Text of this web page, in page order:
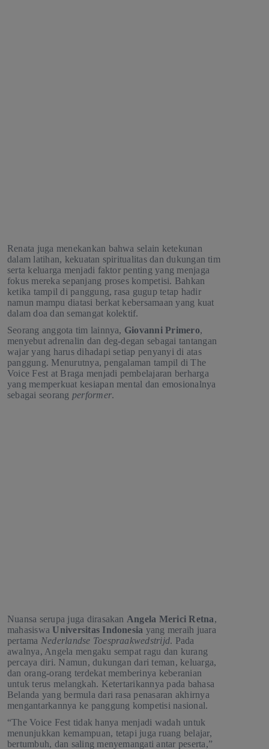
Renata juga menekankan bahwa selain ketekunan
dalam latihan, kekuatan spiritualitas dan dukungan tim
serta keluarga menjadi faktor penting yang menjaga
fokus mereka sepanjang proses kompetisi. Bahkan
ketika tampil di panggung, rasa gugup tetap hadir
namun mampu diatasi berkat kebersamaan yang kuat
dalam doa dan semangat kolektif.
Seorang anggota tim lainnya, Giovanni Primero,
menyebut adrenalin dan deg-degan sebagai tantangan
wajar yang harus dihadapi setiap penyanyi di atas
panggung. Menurutnya, pengalaman tampil di The
Voice Fest at Braga menjadi pembelajaran berharga
yang memperkuat kesiapan mental dan emosionalnya
sebagai seorang performer.
Nuansa serupa juga dirasakan Angela Merici Retna,
mahasiswaUniversitas Indonesia yang meraih juara
pertama Nederlandse Toespraakwedstrijd. Pada
awalnya, Angela mengaku sempat ragu dan kurang
percaya diri. Namun, dukungan dari teman, keluarga,
dan orang-orang terdekat memberinya keberanian
untuk terus melangkah. Ketertarikannya pada bahasa
Belanda yang bermula dari rasa penasaran akhirnya
mengantarkannya ke panggung kompetisi nasional.
“The Voice Fest tidak hanya menjadi wadah untuk
menunjukkan kemampuan, tetapi juga ruang belajar,
bertumbuh, dan saling menyemangati antar peserta,”